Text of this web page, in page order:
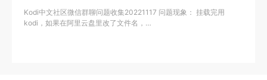
​Kodi中文社区微信群聊问题收集20221117 问题现象： 挂载完用
kodi，如果在阿里云盘里改了文件名，…